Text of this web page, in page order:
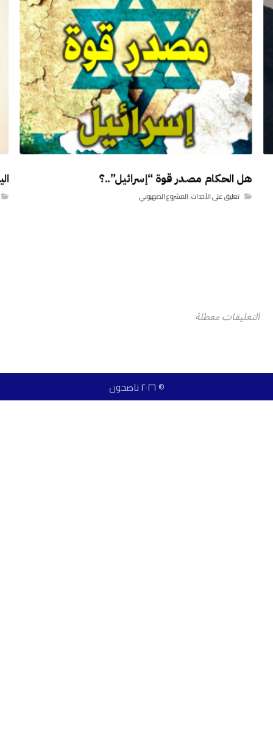
هل الحكام مصدر قوة “إسرائيل”..؟
تعليق على الأحداث,المشروع الصهيوني
التعليقات معطلة
© ٢٠٢٦ ناصحون